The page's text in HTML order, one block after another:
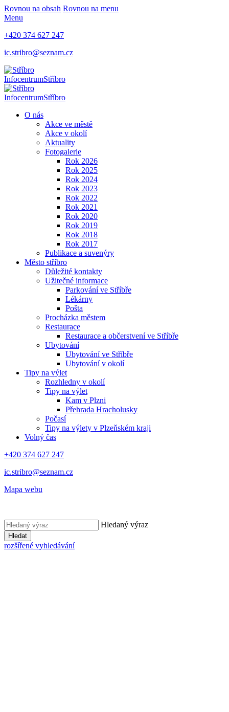
Rovnou na obsah Rovnou na menu
Menu
+420 374 627 247
ic.stribro@seznam.cz
InfocentrumStříbro
InfocentrumStříbro
O nás
Akce ve městě
Akce v okolí
Aktuality
Fotogalerie
Rok 2026
Rok 2025
Rok 2024
Rok 2023
Rok 2022
Rok 2021
Rok 2020
Rok 2019
Rok 2018
Rok 2017
Publikace a suvenýry
Město stříbro
Důležité kontakty
Užitečné informace
Parkování ve Stříbře
Lékárny
Pošta
Procházka městem
Restaurace
Restaurace a občerstvení ve Stříbře
Ubytování
Ubytování ve Stříbře
Ubytování v okolí
Tipy na výlet
Rozhledny v okolí
Tipy na výlet
Kam v Plzni
Přehrada Hracholusky
Počasí
Tipy na výlety v Plzeňském kraji
Volný čas
+420 374 627 247
ic.stribro@seznam.cz
Mapa webu
Hledaný výraz
Hledat
rozšířené vyhledávání